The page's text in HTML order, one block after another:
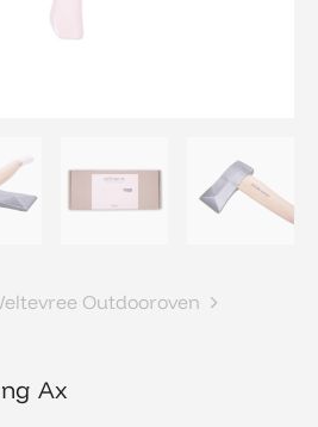
Outdooroven
Ax